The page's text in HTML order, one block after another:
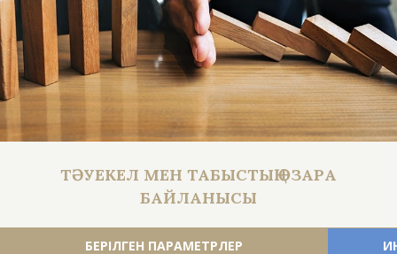
ТӘУЕКЕЛ МЕН ТАБЫСТЫҢ ӨЗАРА
БАЙЛАНЫСЫ
БЕРІЛГЕН ПАРАМЕТРЛЕР